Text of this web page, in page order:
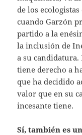
de los
cuando Garzón
partido a la
la inclusión de
a su candidatura.
tiene derecho a
que ha decidido
valor que en su
incesante tiene.
Sí, también es